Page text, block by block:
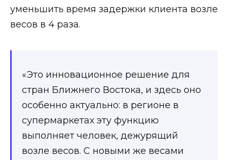
уменьшить время задержки клиента возле
весов в 4 раза.
«Это инновационное решение для
стран Ближнего Востока, и здесь оно
особенно актуально: в регионе в
супермаркетах эту функцию
выполняет человек, дежурящий
возле весов. С новыми же весами